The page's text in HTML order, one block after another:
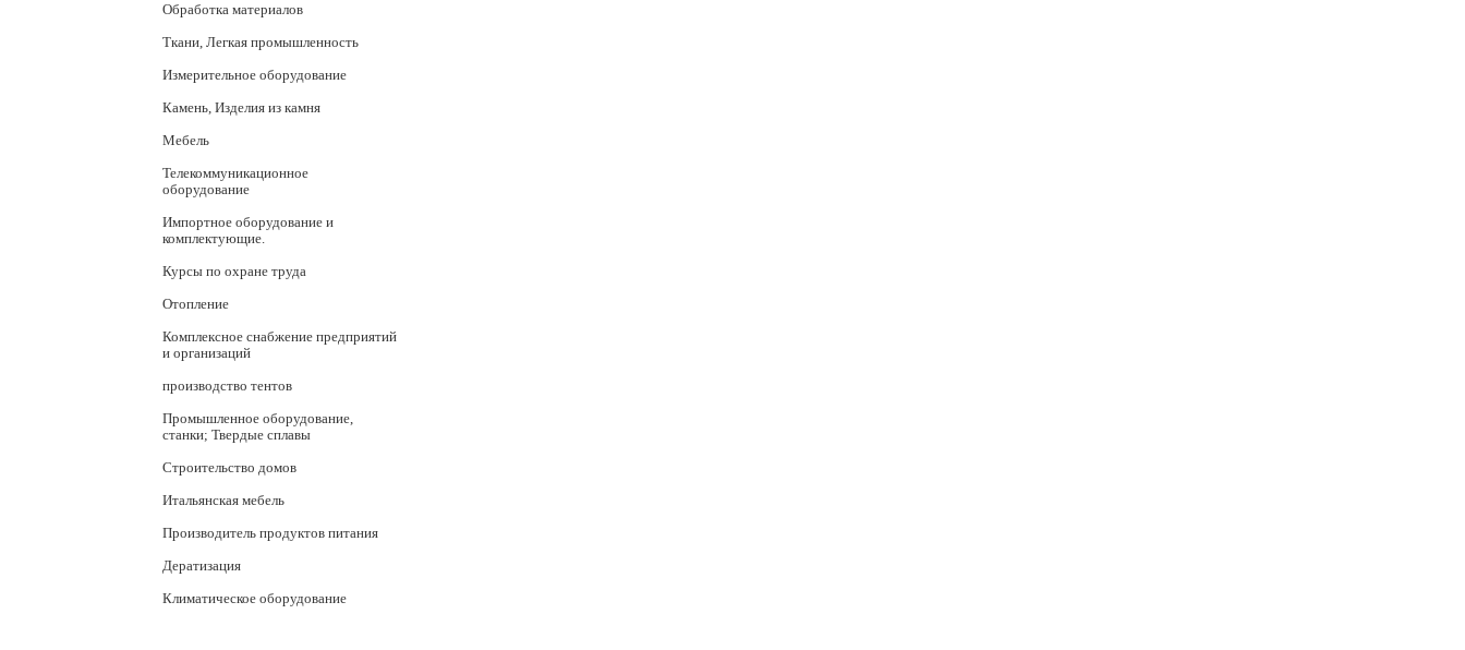
Обработка материалов
Ткани, Легкая промышленность
Измерительное оборудование
Камень, Изделия из камня
Мебель
Телекоммуникационное
оборудование
Импортное оборудование и
комплектующие.
Курсы по охране труда
Отопление
Комплексное снабжение предприятий
и организаций
производство тентов
Промышленное оборудование,
станки; Твердые сплавы
Строительство домов
Итальянская мебель
Производитель продуктов питания
Дератизация
Климатическое оборудование